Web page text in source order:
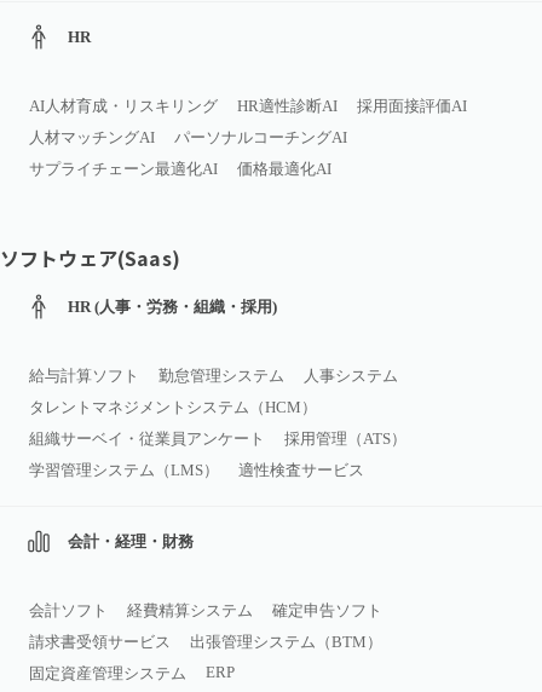
HR
AI人材育成・リスキリング HR適性診断AI
採用面接評価AI
人材マッチングAI
パーソナルコーチングAI
サプライチェーン最適化AI
価格最適化AI
ソフトウェア(Saas)
HR (人事・労務・組織・採用)
給与計算ソフト 勤怠管理システム
人事システム
タレントマネジメントシステム（HCM）
組織サーベイ・従業員アンケート
採用管理（ATS）
学習管理システム（LMS）
適性検査サービス
会計・経理・財務
会計ソフト 経費精算システム
確定申告ソフト
請求書受領サービス
出張管理システム（BTM）
固定資産管理システム
ERP